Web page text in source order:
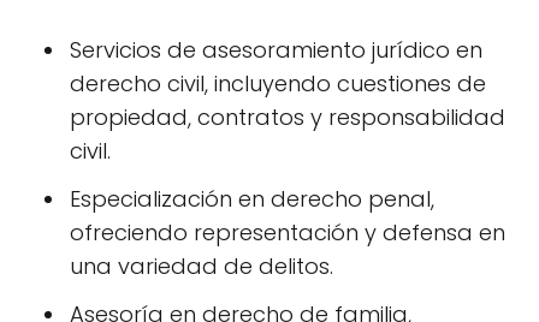
Servicios de asesoramiento jurídico en
derecho civil, incluyendo cuestiones de
propiedad, contratos y responsabilidad
civil.
Especialización en derecho penal,
ofreciendo representación y defensa en
una variedad de delitos.
Asesoría en derecho de familia,